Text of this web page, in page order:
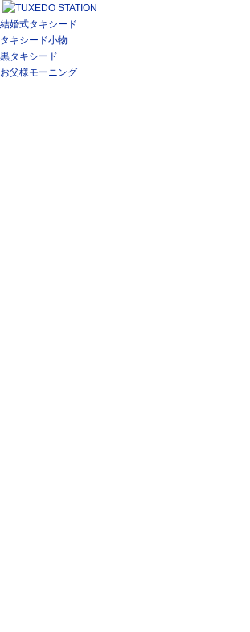
結婚式タキシード
タキシード小物
黒タキシード
お父様モーニング